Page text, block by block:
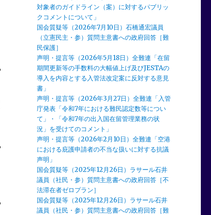
対象者のガイドライン（案）に対するパブリッ
クコメントについて」
国会質疑等（2026年7月10日）石橋通宏議員
（立憲民主・参）質問主意書への政府回答［難
民保護］
声明・提言等（2026年5月18日）全難連「在留
期間更新等の手数料の大幅値上げ及びJESTAの
導入を内容とする入管法改定案に反対する意見
書」
声明・提言等（2026年3月27日）全難連「入管
庁発表「令和7年における難民認定数等につい
て」・「令和7年の出入国在留管理業務の状
況」を受けてのコメント」
声明・提言等（2026年2月10日）全難連「空港
における庇護申請者の不当な扱いに対する抗議
声明」
国会質疑等（2025年12月26日）ラサール石井
議員（社民・参）質問主意書への政府回答［不
法滞在者ゼロプラン］
国会質疑等（2025年12月26日）ラサール石井
議員（社民・参）質問主意書への政府回答［難